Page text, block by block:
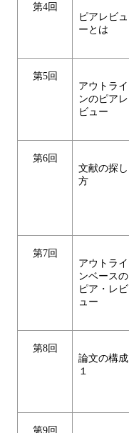
第4回
ピアレビュ
ーとは
第5回
アウトライ
ンのピアレ
ビュー
第6回
文献の探し
方
第7回
アウトライ
ンベースの
ピア・レビ
ュー
第8回
論文の構成
１
第9回